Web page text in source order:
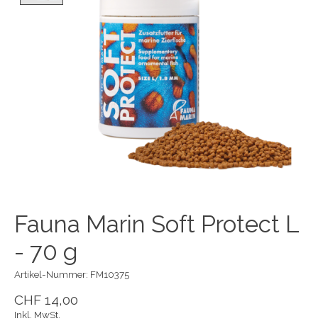
Fauna Marin Soft Protect L
- 70 g
Artikel-Nummer: FM10375
CHF 14,00
Inkl. MwSt.